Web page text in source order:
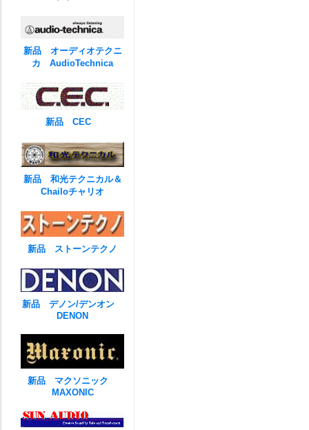
新品 オーディオテクニ
カ AudioTechnica
新品 CEC
新品 和光テクニカル＆
Chailoチャリオ
新品 ストーンテクノ
新品 デノン/デンオン
DENON
新品 マクソニック
MAXONIC